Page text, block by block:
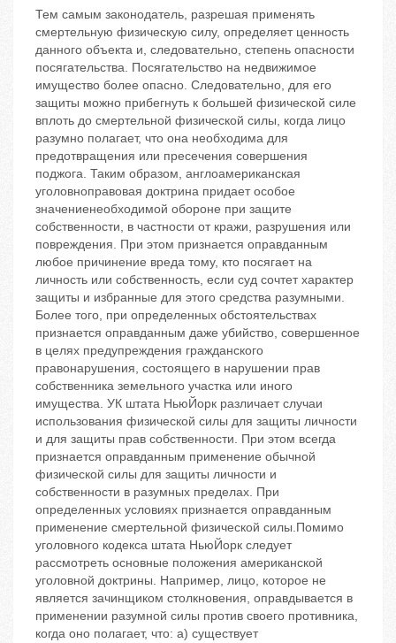
Тем самым законодатель, разрешая применять
смертельную физическую силу, определяет ценность
данного объекта и, следовательно, степень опасности
посягательства. Посягательство на недвижимое
имущество более опасно. Следовательно, для его
защиты можно прибегнуть к большей физической силе
вплоть до смертельной физической силы, когда лицо
разумно полагает, что она необходима для
предотвращения или пресечения совершения
поджога. Таким образом, англоамериканская
уголовноправовая доктрина придает особое
значениенеобходимой обороне при защите
собственности, в частности от кражи, разрушения или
повреждения. При этом признается оправданным
любое причинение вреда тому, кто посягает на
личность или собственность, если суд сочтет характер
защиты и избранные для этого средства разумными.
Более того, при определенных обстоятельствах
признается оправданным даже убийство, совершенное
в целях предупреждения гражданского
правонарушения, состоящего в нарушении прав
собственника земельного участка или иного
имущества. УК штата НьюЙорк различает случаи
использования физической силы для защиты личности
и для защиты прав собственности. При этом всегда
признается оправданным применение обычной
физической силы для защиты личности и
собственности в разумных пределах. При
определенных условиях признается оправданным
применение смертельной физической силы.Помимо
уголовного кодекса штата НьюЙорк следует
рассмотреть основные положения американской
уголовной доктрины. Например, лицо, которое не
является зачинщиком столкновения, оправдывается в
применении разумной силы против своего противника,
когда оно полагает, что: а) существует